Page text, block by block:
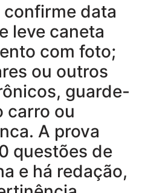
confirme data
leve caneta
com foto;
ou outros
guarde-
carro ou
A prova
questões de
e há redação,